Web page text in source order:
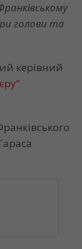
голови та
керівний